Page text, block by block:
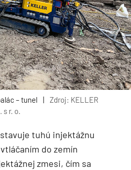
– tunel |
Zdroj: KELLER
s r. o.
tuhú injektážnu
do zemín
zmesi, čím sa